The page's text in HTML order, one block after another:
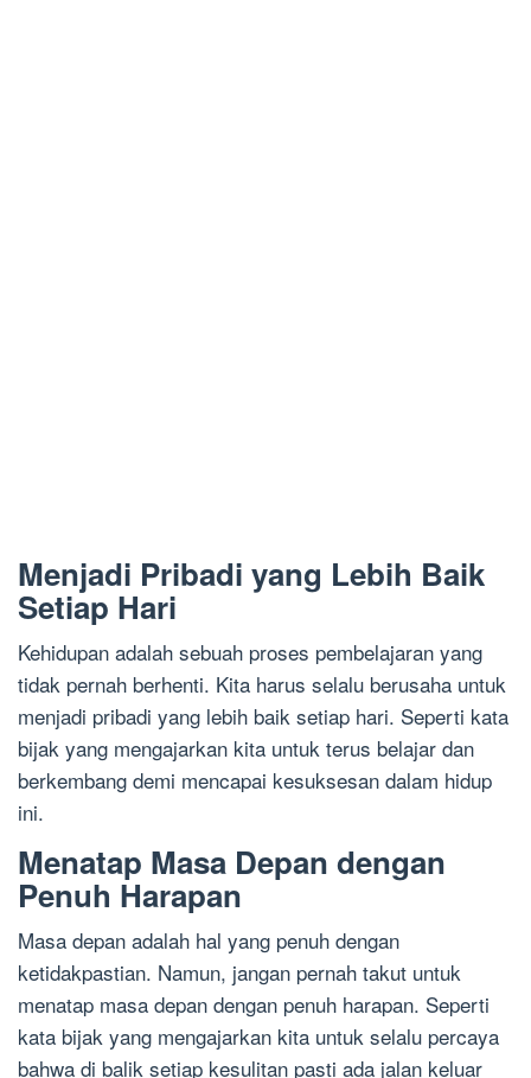
Menjadi Pribadi yang Lebih Baik
Setiap Hari
Kehidupan adalah sebuah proses pembelajaran yang
tidak pernah berhenti. Kita harus selalu berusaha untuk
menjadi pribadi yang lebih baik setiap hari. Seperti kata
bijak yang mengajarkan kita untuk terus belajar dan
berkembang demi mencapai kesuksesan dalam hidup
ini.
Menatap Masa Depan dengan
Penuh Harapan
Masa depan adalah hal yang penuh dengan
ketidakpastian. Namun, jangan pernah takut untuk
menatap masa depan dengan penuh harapan. Seperti
kata bijak yang mengajarkan kita untuk selalu percaya
bahwa di balik setiap kesulitan pasti ada jalan keluar